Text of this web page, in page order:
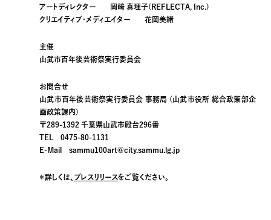
アートディレクター 岡﨑 真理子(REFLECTA, Inc.)
クリエイティブ・メディエイター 花岡美緒
主催
山武市百年後芸術祭実行委員会
お問合せ
山武市百年後芸術祭実行委員会 事務局 (山武市役所 総合政策部企
画政策課内)
〒289-1392 千葉県山武市殿台296番
TEL 0475-80-1131
E-Mail sammu100art@city.sammu.lg.jp
＊詳しくは、 プレ スリリースをご覧ください。